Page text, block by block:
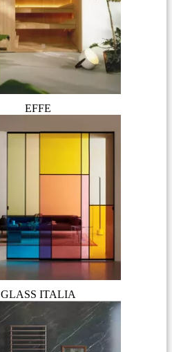
EFFE
GLASS ITALIA